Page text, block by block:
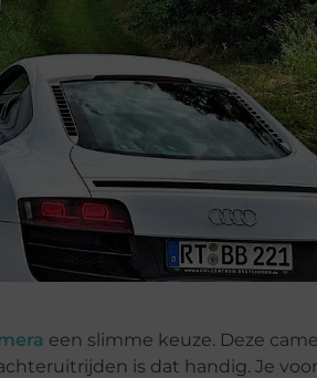
een slimme keuze. Deze
is dat handig. Je